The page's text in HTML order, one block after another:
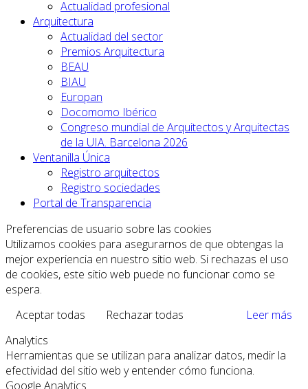
Actualidad profesional
Arquitectura
Actualidad del sector
Premios Arquitectura
BEAU
BIAU
Europan
Docomomo Ibérico
Congreso mundial de Arquitectos y Arquitectas
de la UIA. Barcelona 2026
Ventanilla Única
Registro arquitectos
Registro sociedades
Portal de Transparencia
Preferencias de usuario sobre las cookies
Utilizamos cookies para asegurarnos de que obtengas la
mejor experiencia en nuestro sitio web. Si rechazas el uso
de cookies, este sitio web puede no funcionar como se
espera.
Aceptar todas
Rechazar todas
Leer más
Analytics
Herramientas que se utilizan para analizar datos, medir la
efectividad del sitio web y entender cómo funciona.
Google Analytics